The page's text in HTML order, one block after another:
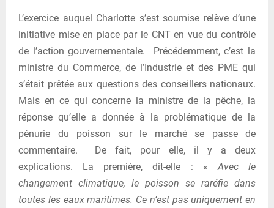
L’exercice auquel Charlotte s’est soumise relève d’une
initiative mise en place par le CNT en vue du contrôle
de l’action gouvernementale. Précédemment, c’est la
ministre du Commerce, de l’Industrie et des PME qui
s’était prêtée aux questions des conseillers nationaux.
Mais en ce qui concerne la ministre de la pêche, la
réponse qu’elle a donnée à la problématique de la
pénurie du poisson sur le marché se passe de
commentaire. De fait, pour elle, il y a deux
explications. La première, dit-elle : «Avec le
changement climatique, le poisson se raréfie dans
toutes les eaux maritimes. Ce n’est pas uniquement en